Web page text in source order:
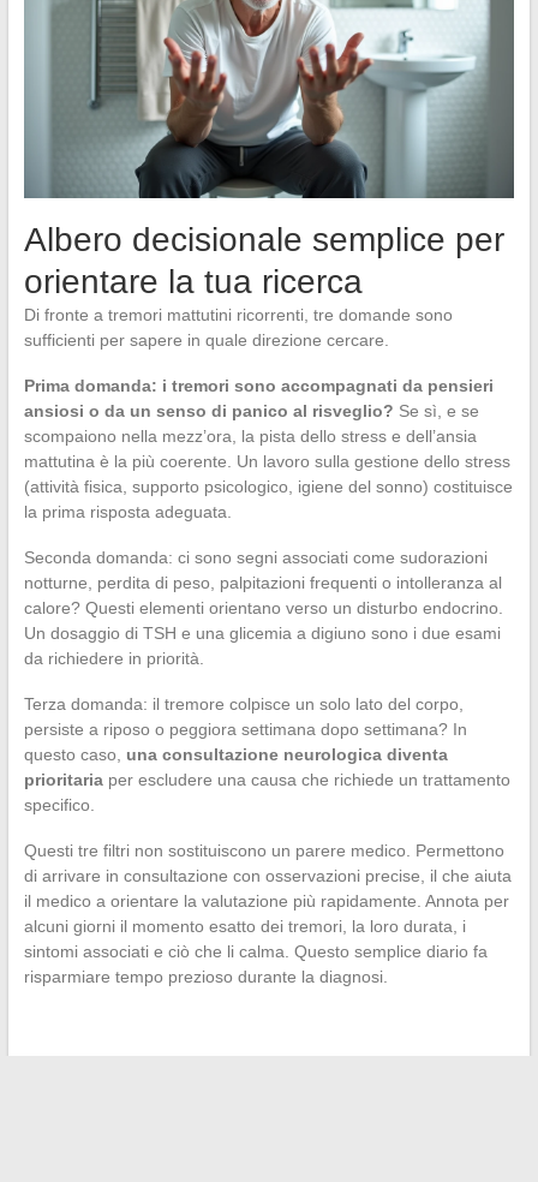
Albero decisionale semplice per
orientare la tua ricerca
Di fronte a tremori mattutini ricorrenti, tre domande sono
sufficienti per sapere in quale direzione cercare.
Prima domanda: i tremori sono accompagnati da pensieri
ansiosi o da un senso di panico al risveglio? Se sì, e se
scompaiono nella mezz’ora, la pista dello stress e dell’ansia
mattutina è la più coerente. Un lavoro sulla gestione dello stress
(attività fisica, supporto psicologico, igiene del sonno) costituisce
la prima risposta adeguata.
Seconda domanda: ci sono segni associati come sudorazioni
notturne, perdita di peso, palpitazioni frequenti o intolleranza al
calore? Questi elementi orientano verso un disturbo endocrino.
Un dosaggio di TSH e una glicemia a digiuno sono i due esami
da richiedere in priorità.
Terza domanda: il tremore colpisce un solo lato del corpo,
persiste a riposo o peggiora settimana dopo settimana? In
questo caso, una consultazione neurologica diventa
prioritariaper escludere una causa che richiede un trattamento
specifico.
Questi tre filtri non sostituiscono un parere medico. Permettono
di arrivare in consultazione con osservazioni precise, il che aiuta
il medico a orientare la valutazione più rapidamente. Annota per
alcuni giorni il momento esatto dei tremori, la loro durata, i
sintomi associati e ciò che li calma. Questo semplice diario fa
risparmiare tempo prezioso durante la diagnosi.